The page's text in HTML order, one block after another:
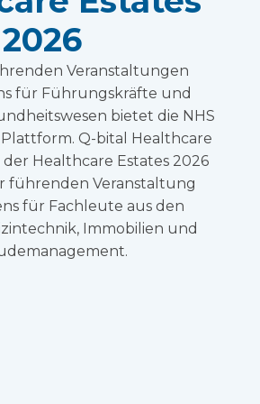
2026
Veranstaltungen
für Führungskräfte und
bietet die NHS
Q-bital Healthcare
Healthcare Estates 2026
führenden Veranstaltung
für Fachleute aus den
Immobilien und